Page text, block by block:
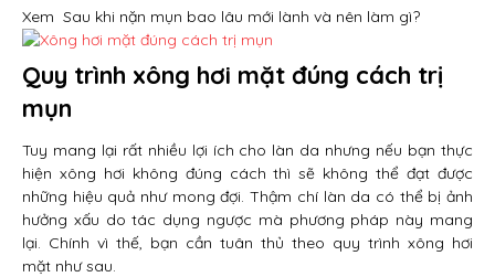
Xem Sau khi nặn mụn bao lâu mới lành và nên làm gì?
Quy trình xông hơi mặt đúng cách trị
mụn
Tuy mang lại rất nhiều lợi ích cho làn da nhưng nếu bạn thực
hiện xông hơi không đúng cách thì sẽ không thể đạt được
những hiệu quả như mong đợi. Thậm chí làn da có thể bị ảnh
hưởng xấu do tác dụng ngược mà phương pháp này mang
lại. Chính vì thế, bạn cần tuân thủ theo quy trình xông hơi
mặt như sau.